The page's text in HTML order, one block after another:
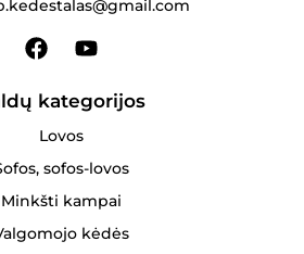
kategorijos
Lovos
sofos-lovos
Minkšti kampai
kėdės